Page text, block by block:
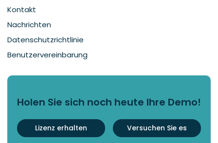
Kontakt
Nachrichten
Datenschutzrichtlinie
Benutzervereinbarung
Holen Sie sich noch heute Ihre Demo!
Lizenz erhalten Versuchen Sie es